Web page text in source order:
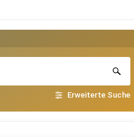
Erweiterte Suche